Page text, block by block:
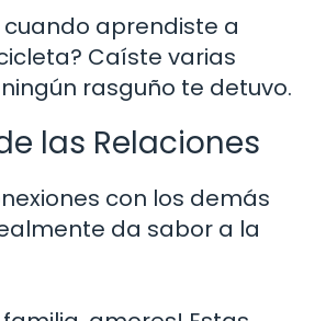
cuando aprendiste a
Caíste varias
rasguño te detuvo.
las Relaciones
con los demás
da sabor a la